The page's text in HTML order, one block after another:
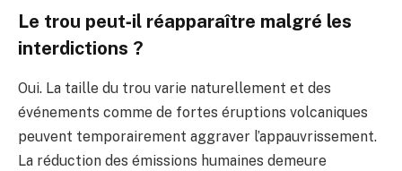
Le trou peut‑il réapparaître malgré les
interdictions ?
Oui. La taille du trou varie naturellement et des
événements comme de fortes éruptions volcaniques
peuvent temporairement aggraver l’appauvrissement.
La réduction des émissions humaines demeure